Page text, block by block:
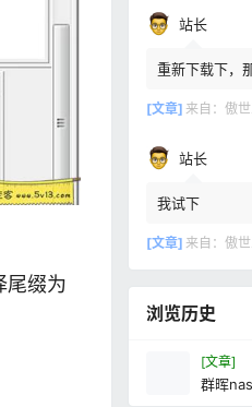
尾缀为
站长
重新下载下，
[文章] 来自： 傲
站长
我试下
[文章] 来自： 傲
浏览历史
[文章]
群晖
读取群